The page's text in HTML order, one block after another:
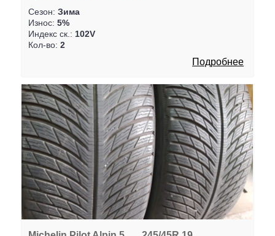
Сезон: Зима
Износ: 5%
Индекс ск.: 102V
Кол-во: 2
Подробнее